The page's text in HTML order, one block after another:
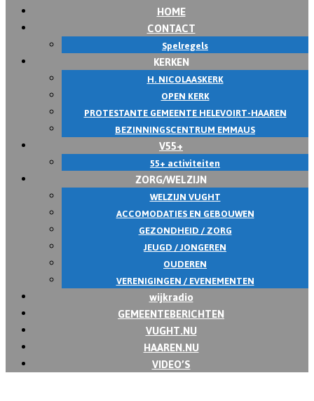
HOME
CONTACT
Spelregels
KERKEN
H. NICOLAASKERK
OPEN KERK
PROTESTANTE GEMEENTE HELEVOIRT-HAAREN
BEZINNINGSCENTRUM EMMAUS
V55+
55+ activiteiten
ZORG/WELZIJN
WELZIJN VUGHT
ACCOMODATIES EN GEBOUWEN
GEZONDHEID / ZORG
JEUGD / JONGEREN
OUDEREN
VERENIGINGEN / EVENEMENTEN
wijkradio
GEMEENTEBERICHTEN
VUGHT.NU
HAAREN.NU
VIDEO’S